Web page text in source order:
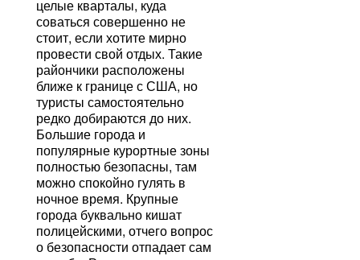
целые кварталы, куда
соваться совершенно не
стоит, если хотите мирно
провести свой отдых. Такие
райончики расположены
ближе к границе с США, но
туристы самостоятельно
редко добираются до них.
Большие города и
популярные курортные зоны
полностью безопасны, там
можно спокойно гулять в
ночное время. Крупные
города буквально кишат
полицейскими, отчего вопрос
о безопасности отпадает сам